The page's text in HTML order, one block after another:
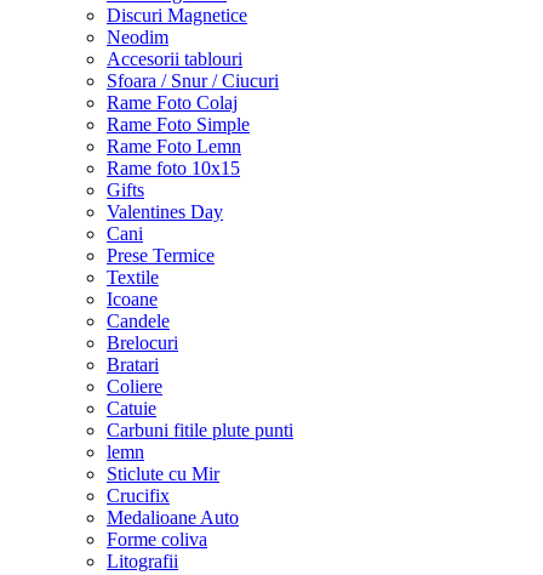
Discuri Magnetice
Neodim
Accesorii tablouri
Sfoara / Snur / Ciucuri
Rame Foto Colaj
Rame Foto Simple
Rame Foto Lemn
Rame foto 10x15
Gifts
Valentines Day
Cani
Prese Termice
Textile
Icoane
Candele
Brelocuri
Bratari
Coliere
Catuie
Carbuni fitile plute punti
lemn
Sticlute cu Mir
Crucifix
Medalioane Auto
Forme coliva
Litografii